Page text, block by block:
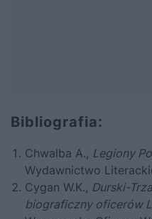
Bibliografia:
Chwalba A., Legiony
Wydawnictwo
Cygan W.K., Durski-
biograficzny oficerów